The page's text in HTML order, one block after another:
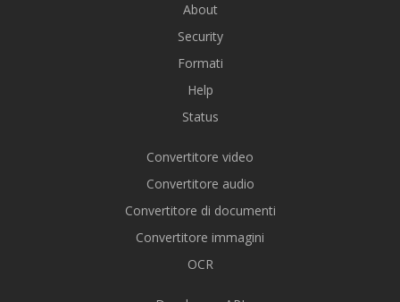
About
Security
Formati
Help
Status
Convertitore video
Convertitore audio
Convertitore di documenti
Convertitore immagini
OCR